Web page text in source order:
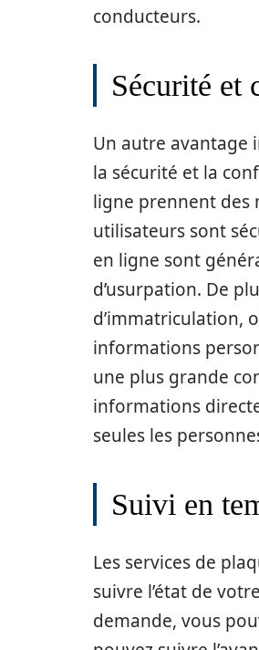
conducteurs.
Sécurité et
Un autre avantage
la sécurité et la
ligne prennent des
utilisateurs sont
en ligne sont
d’usurpation. De
d’immatriculation,
informations
une plus grande
informations
seules les
Suivi en
Les services de
suivre l’état de
demande, vous